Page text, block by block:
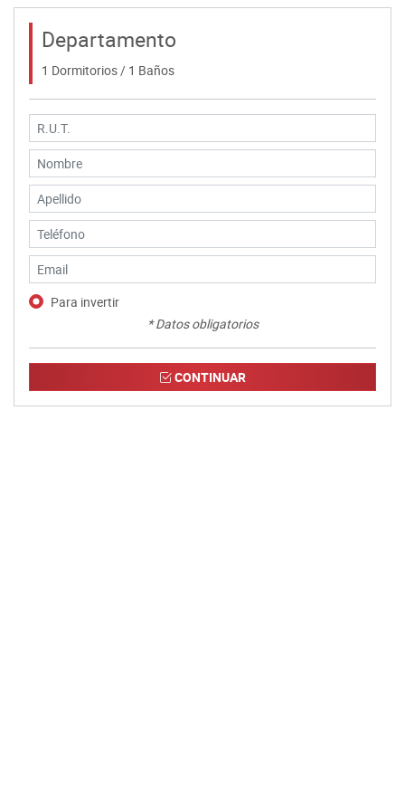
Departamento
1 Dormitorios / 1 Baños
Para invertir
* Datos obligatorios
CONTINUAR